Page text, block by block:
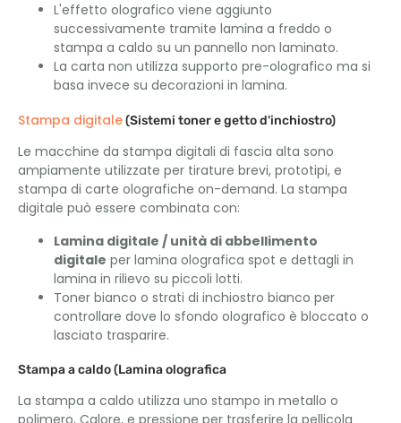
L'effetto olografico viene aggiunto
successivamente tramite lamina a freddo o
stampa a caldo su un pannello non laminato.
La carta non utilizza supporto pre-olografico ma si
basa invece su decorazioni in lamina.
Stampa digitale(Sistemi toner e getto d'inchiostro)
Le macchine da stampa digitali di fascia alta sono
ampiamente utilizzate per tirature brevi, prototipi, e
stampa di carte olografiche on-demand. La stampa
digitale può essere combinata con:
Lamina digitale / unità di abbellimento
digitale per lamina olografica spot e dettagli in
lamina in rilievo su piccoli lotti.
Toner bianco o strati di inchiostro bianco per
controllare dove lo sfondo olografico è bloccato o
lasciato trasparire.
Stampa a caldo (Lamina olografica
La stampa a caldo utilizza uno stampo in metallo o